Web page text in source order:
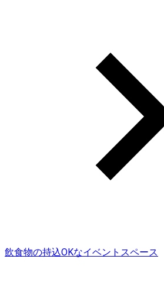
飲食物の持込OKなイベントスペース